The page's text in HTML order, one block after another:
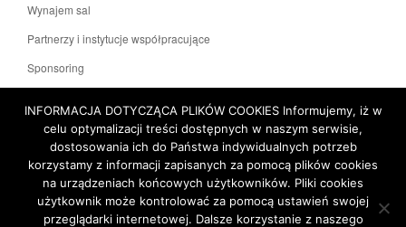
INFORMACJA DOTYCZĄCA PLIKÓW COOKIES Informujemy, iż w
celu optymalizacji treści dostępnych w naszym serwisie,
dostosowania ich do Państwa indywidualnych potrzeb
korzystamy z informacji zapisanych za pomocą plików cookies
na urządzeniach końcowych użytkowników. Pliki cookies
użytkownik może kontrolować za pomocą ustawień swojej
przeglądarki internetowej. Dalsze korzystanie z naszego
Wynajem sal
Partnerzy i instytucje współpracujące
Sponsoring
KONTAKT
Polityka prywatności Deklaracja dostępności
Mapa witryny